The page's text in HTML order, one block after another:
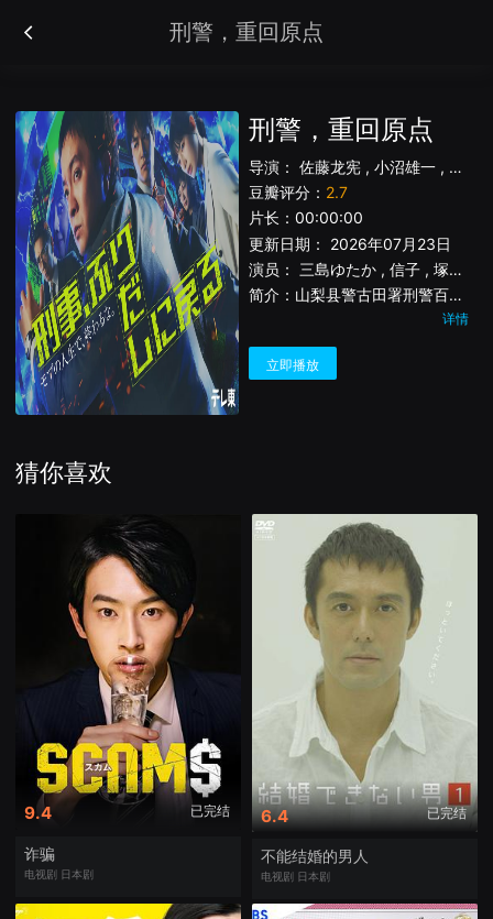
刑警，重回原点
刑警，重回原点
导演：佐藤龙宪 ,小沼雄一 , 平波
豆瓣评分： 2.7
片长：00:00:00
更新日期： 2026年07月23日
演员： 三島ゆたか ,信子 ,塚本高史
简介： 山梨县警古田署刑警百武诚（滨田岳 饰），因存在感薄弱，被人称作“路人先生”。10年前，他最爱的恋人美咲（石井杏奈 饰）在案件中身亡。自那以后，他一边看着走在晋升道路上的同事吉冈（铃木伸之 饰），一边过着毫无起色的日子。某天，在追捕凶恶犯人的现场，诚不幸中枪倒下……然而，当他再次醒来时，时间竟回到了10年前的2016年！已经知晓未来将发生之事的诚，以10年的经验为武器，决心这一次一定要守护最爱的她，改变自己的命运。然而，在奔走之中，他逐渐揭开隐藏在事件背后的警察组织黑暗。第二次的人生，他究竟能否成为“自己人生的主角”？
详情
立即播放
猜你喜欢
9.4 已完结
诈骗
电视剧 日本剧
6.4 已完结
不能结婚的男人
电视剧 日本剧